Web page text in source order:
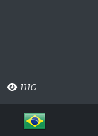
1110